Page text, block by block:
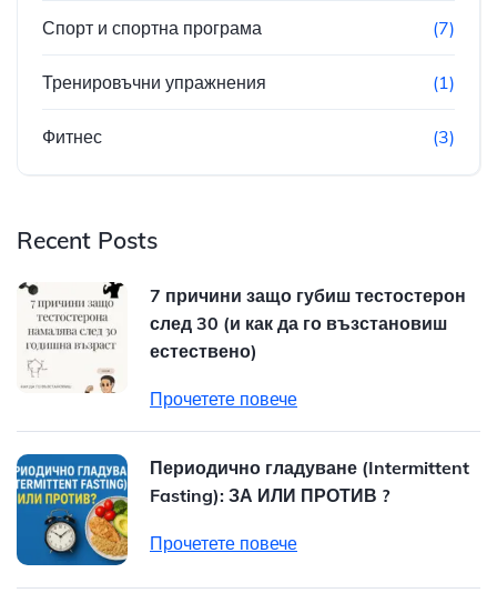
Спорт и спортна програма (7)
Тренировъчни упражнения (1)
Фитнес (3)
Recent Posts
7 причини защо губиш тестостерон
след 30 (и как да го възстановиш
естествено)
Прочетете повече
Периодично гладуване (Intermittent
Fasting): ЗА ИЛИ ПРОТИВ ?
Прочетете повече